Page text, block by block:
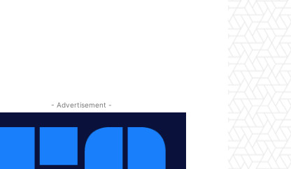
- Advertisement -